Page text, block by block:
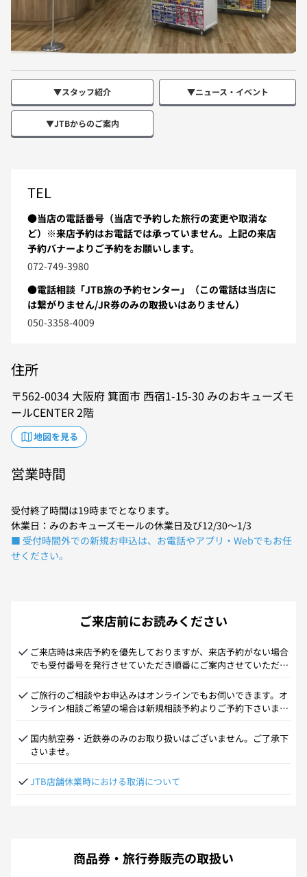
▼スタッフ紹介 ▼ニュース・イベント
▼JTBからのご案内
TEL
●当店の電話番号（当店で予約した旅行の変更や取消な
ど）※来店予約はお電話では承っていません。上記の来店
予約バナーよりご予約をお願いします。
072-749-3980
●電話相談「JTB旅の予約センター」（この電話は当店に
は繋がりません/JR券のみの取扱いはありません）
050-3358-4009
住所
562-0034 大阪府箕面市 西宿1-15-30 みのおキューズモ
ールCENTER 2階
地図を見る
営業時間
受付終了時間は19時までとなります。
休業日：みのおキューズモールの休業日及び12/30～1/3
■ 受付時間外での新規お申込は、お電話やアプリ・Webでもお任
せください。
ご来店前にお読みください
ご来店時は来店予約を優先しておりますが、来店予約がない場合
でも受付番号を発行させていただき順番にご案内させていただい
ては来店予約を承っておりませんので直接ご来店いただきますよ
うお願い申し上げます。</br>翌月の来店予約につきましては、
当月25日までに受付開始いたします。
ご旅行のご相談やお申込みはオンラインでもお伺いできます。オ
ンライン相談ご希望の場合は新規相談予約よりご予約下さいま
国内航空券・近鉄券のみのお取り扱いはございません。ご了承下
さいませ。
JTB店舗休業時における取消について
商品券・旅行券販売の取扱い